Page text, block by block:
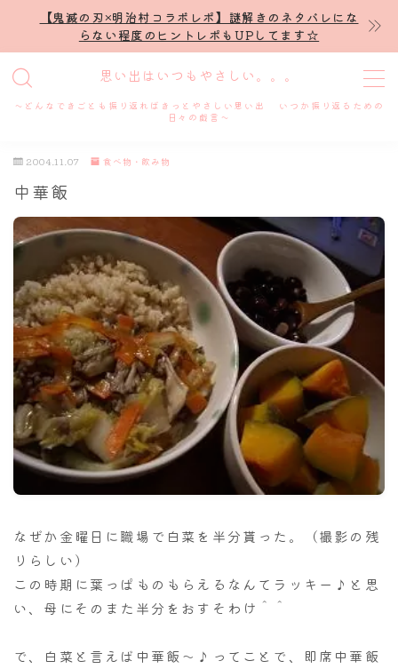
【鬼滅の刃×明治村コラボレポ】謎解きのネタバレにな
らない程度のヒントレポもUPしてます☆
思い出はいつもやさしい。。。
～どんなできごとも振り返ればきっとやさしい思い出 いつか振り返るための
日々の戯言～
MENU
プロフィール
謎解き
ホテル滞在記
舞台・ライブ
名古屋
ナナちゃん人形
2004.11.07 食べ物・飲み物
中華飯
なぜか金曜日に職場で白菜を半分貰った。（撮影の残
りらしい）
この時期に葉っぱものもらえるなんてラッキー♪と思
い、母にそのまた半分をおすそわけ＾＾
で、白菜と言えば中華飯～♪ってことで、即席中華飯